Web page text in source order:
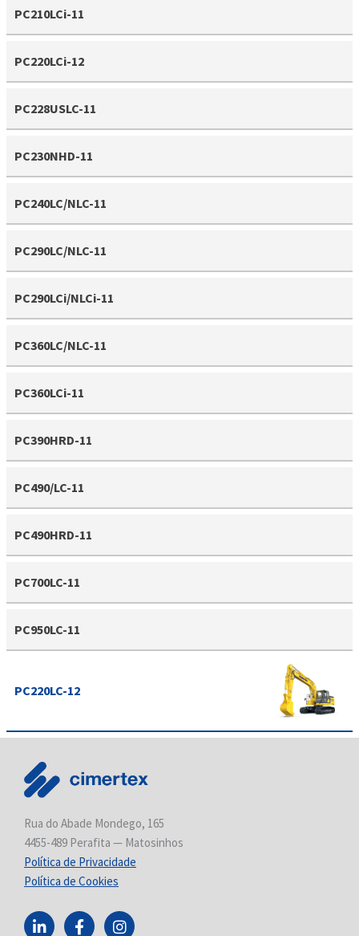
PC210LCi-11
PC220LCi-12
PC228USLC-11
PC230NHD-11
PC240LC/NLC-11
PC290LC/NLC-11
PC290LCi/NLCi-11
PC360LC/NLC-11
PC360LCi-11
PC390HRD-11
PC490/LC-11
PC490HRD-11
PC700LC-11
PC950LC-11
PC220LC-12
Rua do Abade Mondego, 165
4455-489 Perafita — Matosinhos
Política de Privacidade
Política de Cookies
L F I